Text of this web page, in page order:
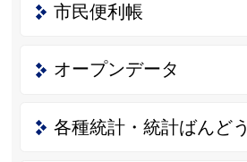
市民便利帳
オープンデータ
各種統計・統計ばんどう